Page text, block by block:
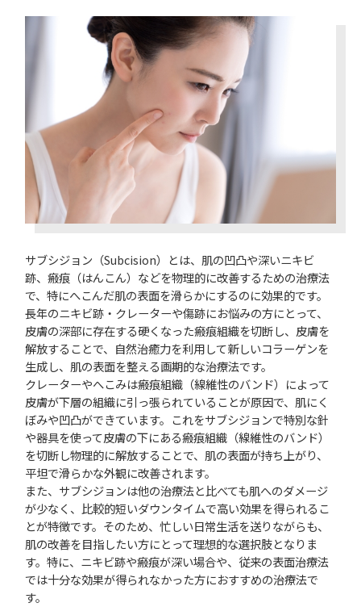
サブシジョン（Subcision）とは、肌の凹凸や深いニキビ
跡、瘢痕（はんこん）などを物理的に改善するための治療法
で、特にへこんだ肌の表面を滑らかにするのに効果的です。
長年のニキビ跡・クレーターや傷跡にお悩みの方にとって、
皮膚の深部に存在する硬くなった瘢痕組織を切断し、皮膚を
解放することで、自然治癒力を利用して新しいコラーゲンを
生成し、肌の表面を整える画期的な治療法です。
クレーターやへこみは瘢痕組織（線維性のバンド）によって
皮膚が下層の組織に引っ張られていることが原因で、肌にく
ぼみや凹凸ができています。これをサブシジョンで特別な針
や器具を使って皮膚の下にある瘢痕組織（線維性のバンド）
を切断し物理的に解放することで、肌の表面が持ち上がり、
平坦で滑らかな外観に改善されます。
また、サブシジョンは他の治療法と比べても肌へのダメージ
が少なく、比較的短いダウンタイムで高い効果を得られるこ
とが特徴です。そのため、忙しい日常生活を送りながらも、
肌の改善を目指したい方にとって理想的な選択肢となりま
す。特に、ニキビ跡や瘢痕が深い場合や、従来の表面治療法
では十分な効果が得られなかった方におすすめの治療法で
す。